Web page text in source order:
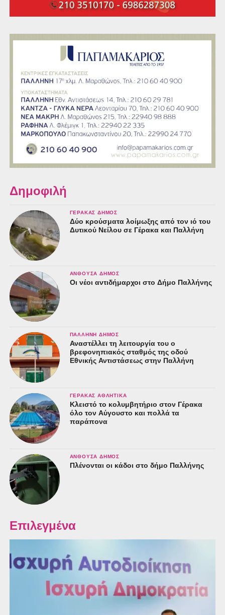
Δημοφιλή
ΓΈΡΑΚΑΣ ΔΉΜΟΣ
Δύο κρούσματα λοίμωξης από τον ιό του
Δυτικού Νείλου σε Γέρακα και Παλλήνη
ΑΝΘΟΎΣΑ ΔΉΜΟΣ
Οι νέοι αντιδήμαρχοι στο Δήμο Παλλήνης
ΠΑΛΛΉΝΗ ΔΉΜΟΣ
Αναστέλλει τη λειτουργία του ο
βρεφονηπιακός σταθμός της οδού
Εθνικής Αντιστάσεως στην Παλλήνη
ΓΈΡΑΚΑΣ ΑΘΛΗΤΙΚΆ
Κλειστό το κολυμβητήριο στον Γέρακα
όλο τον Αύγουστο και πολλά τα
παράπονα
ΑΝΘΟΎΣΑ ΔΉΜΟΣ
Πλένονται οι κάδοι στο δήμο Παλλήνης
Επιλεγμένα